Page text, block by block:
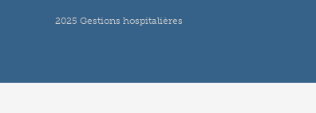
2025 Gestions hospitalières